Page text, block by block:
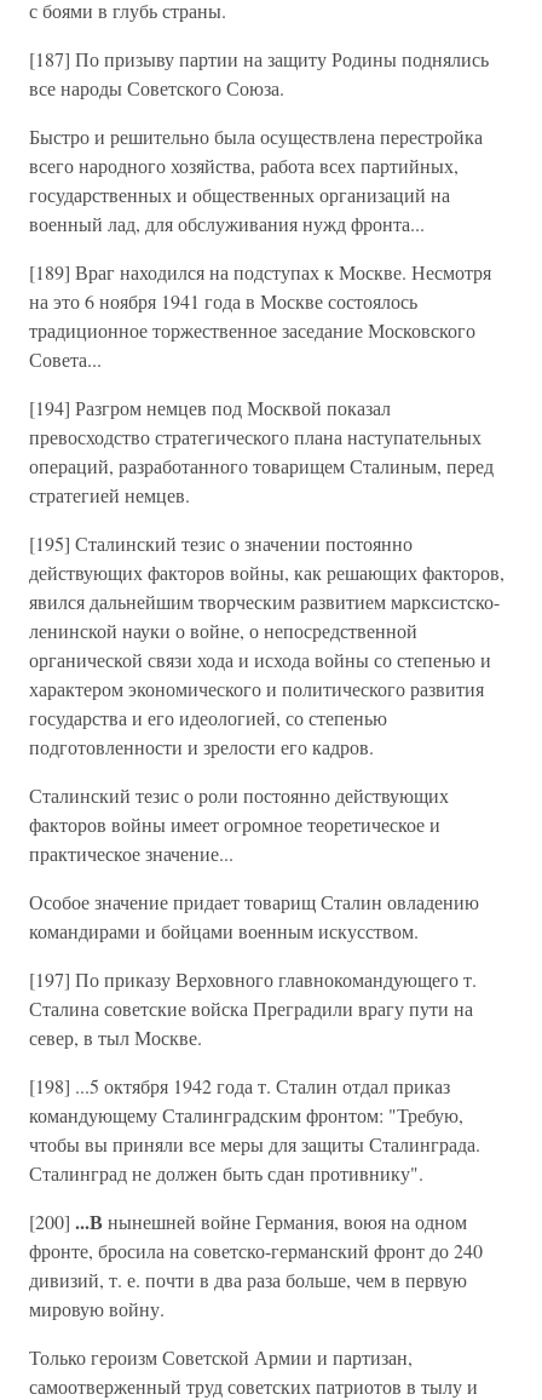
с боями в глубь страны.
[187] По призыву партии на защиту Родины поднялись
все народы Советского Союза.
Быстро и решительно была осуществлена перестройка
всего народного хозяйства, работа всех партийных,
государственных и общественных организаций на
военный лад, для обслуживания нужд фронта...
[189] Враг находился на подступах к Москве. Несмотря
на это 6 ноября 1941 года в Москве состоялось
традиционное торжественное заседание Московского
Совета...
[194] Разгром немцев под Москвой показал
превосходство стратегического плана наступательных
операций, разработанного товарищем Сталиным, перед
стратегией немцев.
[195] Сталинский тезис о значении постоянно
действующих факторов войны, как решающих факторов,
явился дальнейшим творческим развитием марксистско-
ленинской науки о войне, о непосредственной
органической связи хода и исхода войны со степенью и
характером экономического и политического развития
государства и его идеологией, со степенью
подготовленности и зрелости его кадров.
Сталинский тезис о роли постоянно действующих
факторов войны имеет огромное теоретическое и
практическое значение...
Особое значение придает товарищ Сталин овладению
командирами и бойцами военным искусством.
[197] По приказу Верховного главнокомандующего т.
Сталина советские войска Преградили врагу пути на
север, в тыл Москве.
[198] ...5 октября 1942 года т. Сталин отдал приказ
командующему Сталинградским фронтом: "Требую,
чтобы вы приняли все меры для защиты Сталинграда.
Сталинград не должен быть сдан противнику".
[200] ...Внынешней войне Германия, воюя на одном
фронте, бросила на советско-германский фронт до 240
дивизий, т. е. почти в два раза больше, чем в первую
мировую войну.
Только героизм Советской Армии и партизан,
самоотверженный труд советских патриотов в тылу и